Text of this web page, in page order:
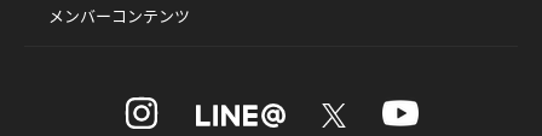
メンバーコンテンツ